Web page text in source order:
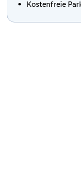
Kostenfreie